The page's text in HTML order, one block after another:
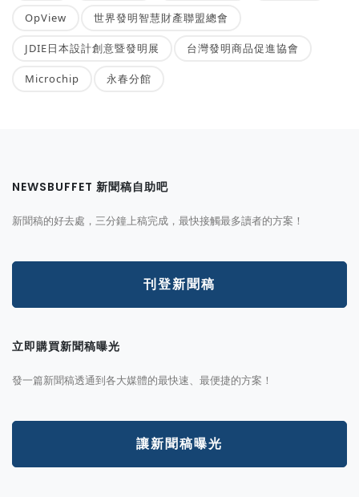
OpView 世界發明智慧財產聯盟總會
JDIE日本設計創意暨發明展 台灣發明商品促進協會
Microchip 永春分館
NEWSBUFFET 新聞稿自助吧
新聞稿的好去處，三分鐘上稿完成，最快接觸最多讀者的方案！
刊登新聞稿
立即購買新聞稿曝光
發一篇新聞稿透通到各大媒體的最快速、最便捷的方案！
讓新聞稿曝光